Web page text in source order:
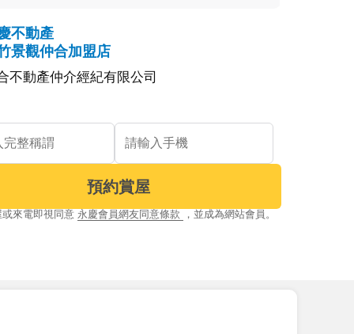
不動產
景觀仲合加盟店
不動產仲介經紀有限公司
預約賞屋
來電即視同意 永慶會員網友同意條款 ，並成為網站會員。